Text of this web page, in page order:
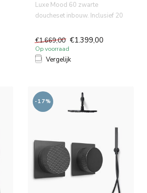
Luxe Mood 60 zwarte
doucheset inbouw. Inclusief 20
en...
€1.669,00 €1.399,00
Op voorraad
Vergelijk
-17%